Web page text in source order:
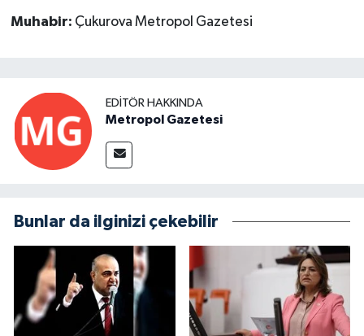
Muhabir: Çukurova Metropol Gazetesi
EDITÖR HAKKINDA
Metropol Gazetesi
Bunlar da ilginizi çekebilir